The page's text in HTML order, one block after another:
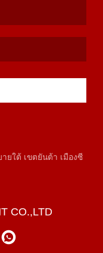
ยใต้ เขตยันต้า เมืองซี
CO.,LTD